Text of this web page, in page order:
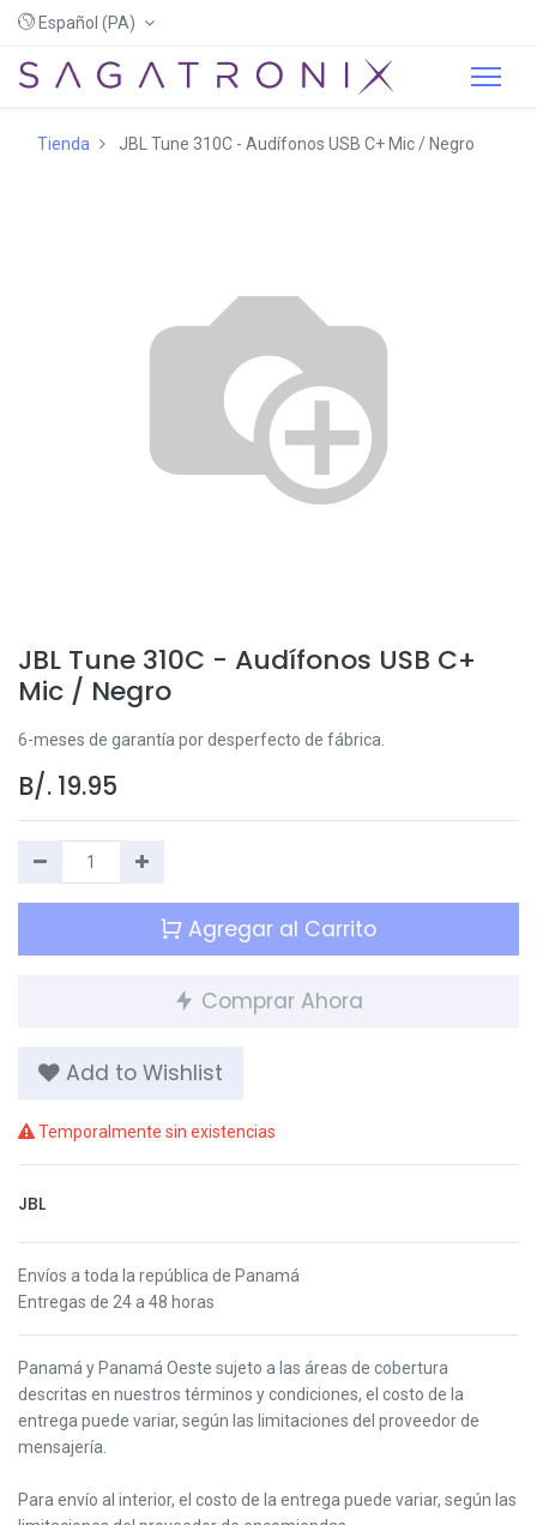
Español (PA)
Tienda JBL Tune 310C - Audífonos USB C+ Mic / Negro
JBL Tune 310C - Audífonos USB C+
Mic / Negro
6-meses de garantía por desperfecto de fábrica.
B/. 19.95
Agregar al Carrito
Comprar Ahora
Add to Wishlist
Temporalmente sin existencias
JBL
Envíos a toda la república de Panamá
Entregas de 24 a 48 horas
Panamá y Panamá Oeste sujeto a las áreas de cobertura
descritas en nuestros términos y condiciones, el costo de la
entrega puede variar, según las limitaciones del proveedor de
mensajería.
Para envío al interior, el costo de la entrega puede variar, según las